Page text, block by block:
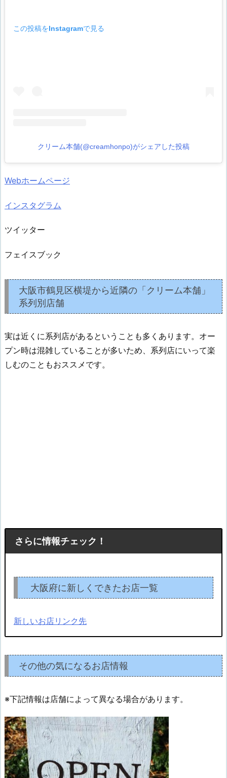
この投稿をInstagramで見る
クリーム本舗(@creamhonpo)がシェアした投稿
Webホームページ
インスタグラム
ツイッター
フェイスブック
大阪市鶴見区横堤から近隣の「クリーム本舗」
系列別店舗
実は近くに系列店があるということも多くあります。オー
プン時は混雑していることが多いため、系列店にいって楽
しむのこともおススメです。
さらに情報チェック！
大阪府に新しくできたお店一覧
新しいお店リンク先
その他の気になるお店情報
※下記情報は店舗によって異なる場合があります。